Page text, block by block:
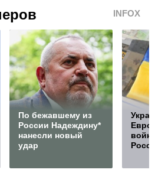
INFOX
По бежавшему из
России Надеждину*
нанесли новый
удар